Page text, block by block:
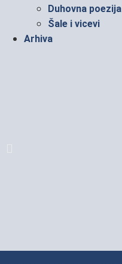
Duhovna poezija
Šale i vicevi
Arhiva